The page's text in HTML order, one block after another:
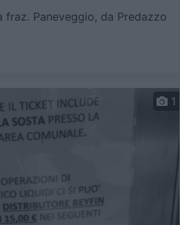
fraz. Paneveggio, da Predazzo
1